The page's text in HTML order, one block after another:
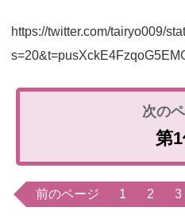
https://twitter.com/tairyo009/
第
前のページ 1 2 3